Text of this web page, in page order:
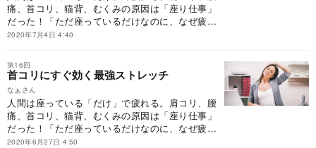
痛、首コリ、猫背、むくみの原因は「座り仕事」
だった！「ただ座っているだけなのに、なぜ疲れ
てしまうのか」。その答えはシンプルで明快。
流が悪くなり、コリが生まれる」から。硬くなっ
た筋肉を徹底的にほぐし、コリをとる。それには
ストレッチしかない。
2020年7月4日 4:40
第16回
首コリにすぐ効く最強ストレッチ
なぁさん
人間は座っている「だけ」で疲れる。肩コリ、腰
痛、首コリ、猫背、むくみの原因は「座り仕事」
だった！「ただ座っているだけなのに、なぜ疲れ
てしまうのか」。その答えはシンプルで明快。
2020年6月27日 4:50